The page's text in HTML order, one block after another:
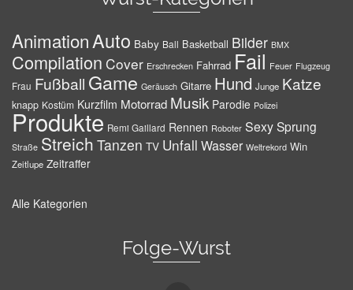
AnimationAuto Baby Ball Basketball Bilder BMX
Compilation Cover Erschrecken Fahrrad Fail Feuer Flugzeug
Frau Fußball Game Geräusch Gitarre Hund Junge Katze
knapp Kostüm Kurzfilm Motorrad Musik Parodie Polizei
Produkte Remi Gaillard Rennen Roboter SexySprung
Straße Streich Tanzen TV Unfall Wasser Weltrekord Win
Zeitlupe Zeitraffer
Alle Kategorien
Folge-Wurst